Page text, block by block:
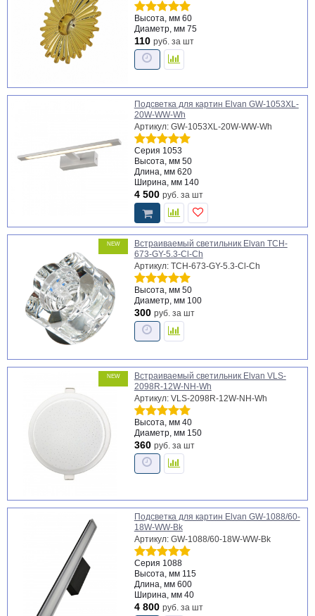
Высота, мм 60
Диаметр, мм 75
110 руб. за шт
Подсветка для картин Elvan GW-1053XL-
20W-WW-Wh
Артикул: GW-1053XL-20W-WW-Wh
Серия 1053
Высота, мм 50
Длина, мм 620
Ширина, мм 140
4 500 руб. за шт
NEW
Встраиваемый светильник Elvan TCH-
673-GY-5.3-Cl-Ch
Артикул: TCH-673-GY-5.3-Cl-Ch
Высота, мм 50
Диаметр, мм 100
300 руб. за шт
NEW
Встраиваемый светильник Elvan VLS-
2098R-12W-NH-Wh
Артикул: VLS-2098R-12W-NH-Wh
Высота, мм 40
Диаметр, мм 150
360 руб. за шт
Подсветка для картин Elvan GW-1088/60-
18W-WW-Bk
Артикул: GW-1088/60-18W-WW-Bk
Серия 1088
Высота, мм 115
Длина, мм 600
Ширина, мм 40
4 800 руб. за шт